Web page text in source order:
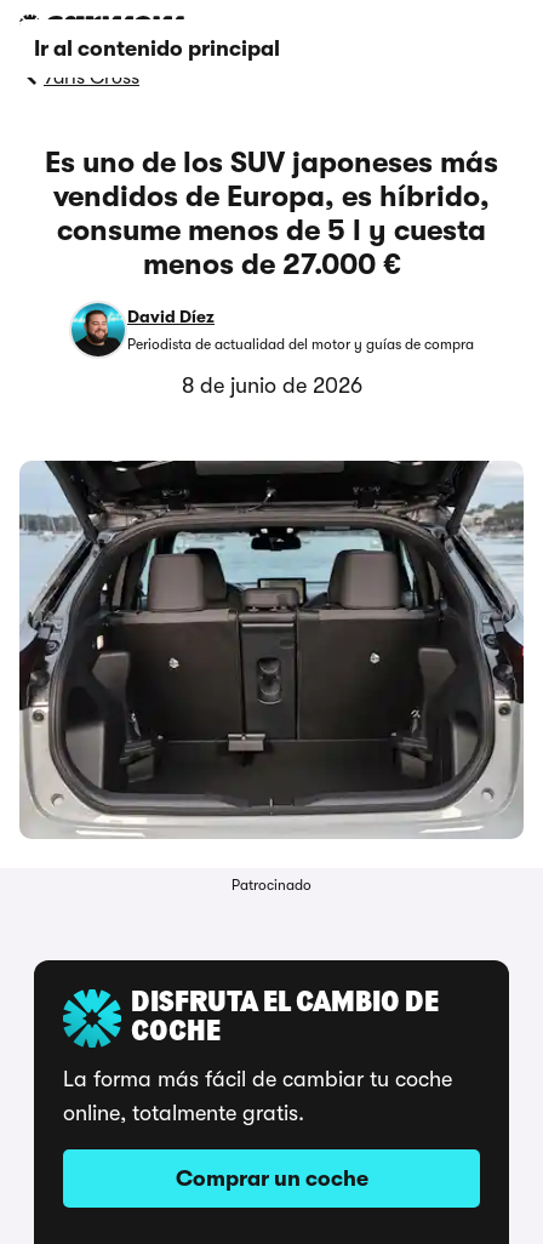
Ir al contenido principal
Yaris Cross
Es uno de los SUV japoneses más
vendidos de Europa, es híbrido,
consume menos de 5 l y cuesta
menos de 27.000 €
David Díez
Periodista de actualidad del motor y guías de compra
8 de junio de 2026
Patrocinado
DISFRUTA EL CAMBIO DE
COCHE
La forma más fácil de cambiar tu coche
online, totalmente gratis.
Comprar un coche